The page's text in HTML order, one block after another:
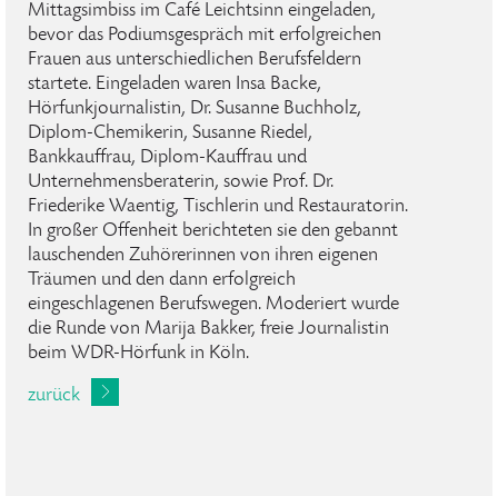
Mittagsimbiss im Café Leichtsinn eingeladen,
bevor das Podiumsgespräch mit erfolgreichen
Frauen aus unterschiedlichen Berufsfeldern
startete. Eingeladen waren Insa Backe,
Hörfunkjournalistin, Dr. Susanne Buchholz,
Diplom-Chemikerin, Susanne Riedel,
Bankkauffrau, Diplom-Kauffrau und
Unternehmensberaterin, sowie Prof. Dr.
Friederike Waentig, Tischlerin und Restauratorin.
In großer Offenheit berichteten sie den gebannt
lauschenden Zuhörerinnen von ihren eigenen
Träumen und den dann erfolgreich
eingeschlagenen Berufswegen. Moderiert wurde
die Runde von Marija Bakker, freie Journalistin
beim WDR-Hörfunk in Köln.
zurück